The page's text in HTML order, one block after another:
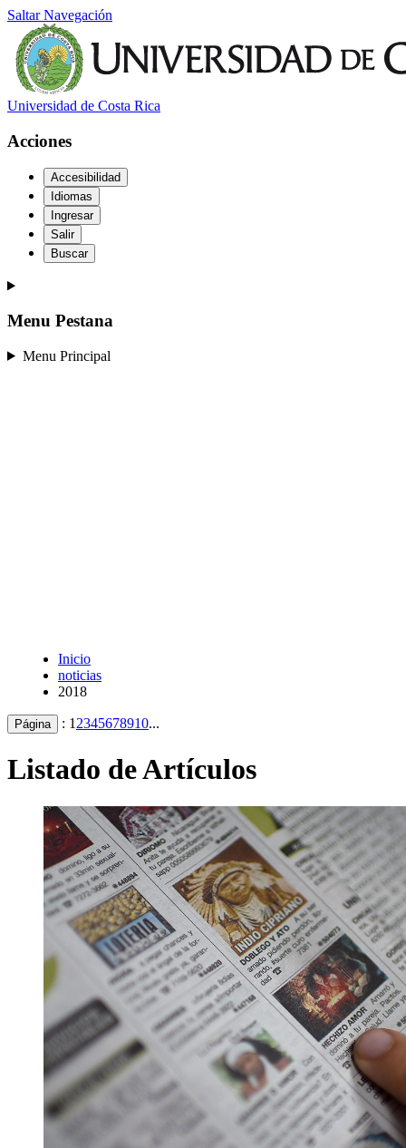
Saltar Navegación
Universidad de Costa Rica
Acciones
Accesibilidad
Idiomas
Ingresar
Salir
Buscar
Menu Pestana
Menu Principal
Inicio
noticias
2018
Página : 1 2345678910...
Listado de Artículos